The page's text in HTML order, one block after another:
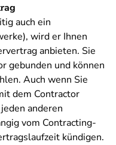
auch ein
wird er Ihnen
anbieten. Sie
gebunden und können
Auch wenn Sie
dem Contractor
anderen
vom Contracting-
kündigen.